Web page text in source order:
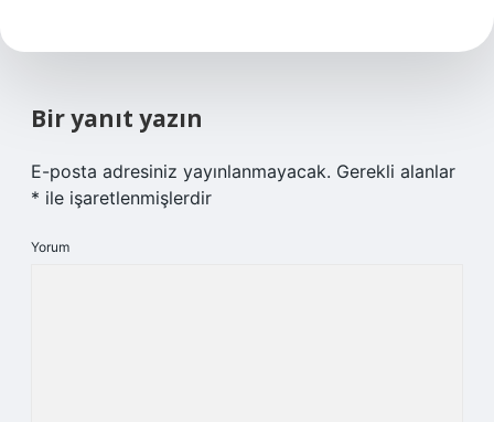
Bir yanıt yazın
E-posta adresiniz yayınlanmayacak. Gerekli alanlar
* ile işaretlenmişlerdir
Yorum